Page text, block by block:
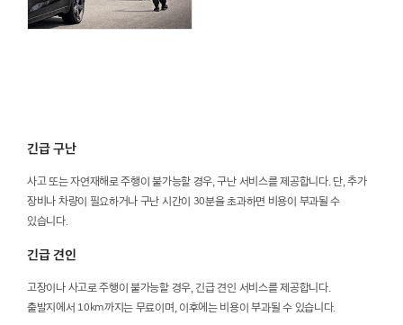
긴급 구난
사고 또는 자연재해로 주행이 불가능할 경우, 구난 서비스를 제공합니다. 단, 추가
장비나 차량이 필요하거나 구난 시간이 30분을 초과하면 비용이 부과될 수
있습니다.
긴급 견인
고장이나 사고로 주행이 불가능할 경우, 긴급 견인 서비스를 제공합니다.
출발지에서 10km까지는 무료이며, 이후에는 비용이 부과될 수 있습니다.